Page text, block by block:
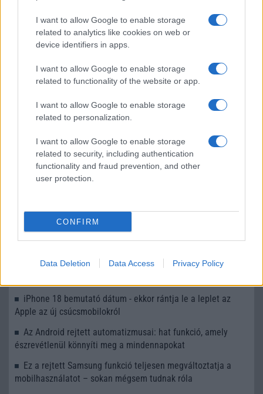
I want to allow Google to enable storage
related to analytics like cookies on web or
device identifiers in apps.
I want to allow Google to enable storage
related to functionality of the website or app.
I want to allow Google to enable storage
related to personalization.
I want to allow Google to enable storage
related to security, including authentication
functionality and fraud prevention, and other
user protection.
CONFIRM
Data Deletion Data Access Privacy Policy
Az Apple minden eddiginél nagyobbat készül dobni: akár
10 millió hajlítható iPhone Ultra készülhet idén
Az Apple megerősítette az iPhone Ultra érkezését:
Egy hónap múlva jön az Apple nagy bemutatója: ezekre az
Kiszivárgott Apple dokumentum árulta el, mikor érkezik az
Nem a hardver miatt lehet „Ultra” az Apple első
összehajtható iPhone-ja
További hírek
LEGOLVASOTTABBAK
Számos népszerű Samsung Galaxy készülék kimarad a One
iPhone 18 bemutató dátum - ekkor rántja le a leplet az
Apple az új csúcsmobilokról
Az Android rejtett automatizmusai: hat funkció, amely
észrevétlenül könnyíti meg a mindennapokat
Ez a rejtett Samsung funkció teljesen megváltoztatja a
mobilhasználatot – sokan mégsem tudnak róla